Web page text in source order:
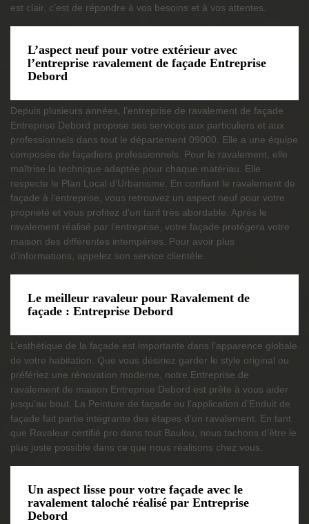
est clair, c’est de répondre à vos besoins et à vos attentes.
L’aspect neuf pour votre extérieur avec
l’entreprise ravalement de façade Entreprise
Debord
Depuis plusieurs années, l’entreprise de ravalement de façade
Entreprise Debord propose ses services aux particuliers et aux
professionnels dans tout le département 09000. Elle a une équipe
composée de façadiers professionnels. Pour le ravalement, elle
maîtrise la technique adaptée pour chaque matériau. Elle
respecte le Plan Local d’Urbanisme. En confiant le ravalement de
façade à l’entreprise, vous retrouvez un aspect neuf pour votre
propriété et vous profitez d’un tarif très abordable. Après le
ravalement réalisé par l’entreprise, votre façade protégera votre
maison des différentes intempéries. Pour avoir plus
d’informations, appelez son service clientèle.
Le meilleur ravaleur pour Ravalement de
façade : Entreprise Debord
L’esthétique de la façade est importante dans l’apparence globale
de votre habitation. Que vous désiriez garder le style original ou
préfériez une rénovation moderne, notre Entreprise de
ravalement de maison Entreprise Debord est prête à vous aider
jusqu’au bout. La Peinture de façade ou l’application d’Enduit de
façade fait partie intégrante des étapes d’un ravalement. En tant
que Ravaleur certifié pro dans tout Baulou, nous tachons d’être le
plus juste possible dans ce que nous réalisons chez vous.
Un aspect lisse pour votre façade avec le
ravalement taloché réalisé par Entreprise
Debord